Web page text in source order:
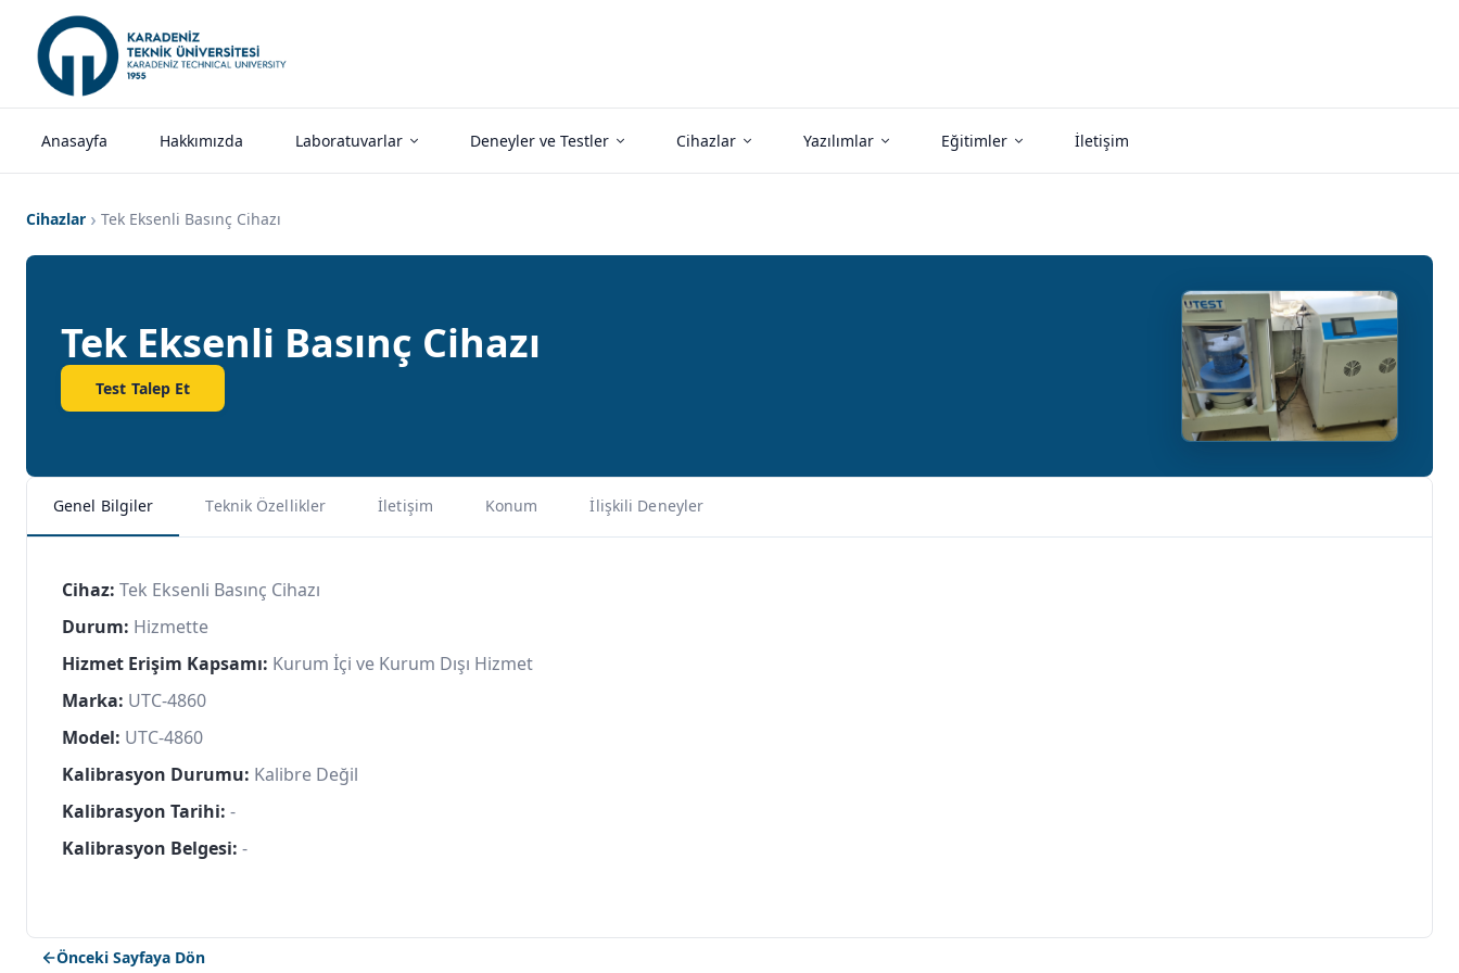
Anasayfa Hakkımızda Laboratuvarlar Deneyler ve Testler Cihazlar Yazılımlar Eğitimler İletişim
Cihazlar Tek Eksenli Basınç Cihazı
Tek Eksenli Basınç Cihazı
Test Talep Et
Genel Bilgiler Teknik Özellikler İletişim Konum İlişkili Deneyler
Cihaz: Tek Eksenli Basınç Cihazı
Durum: Hizmette
Hizmet Erişim Kapsamı: Kurum İçi ve Kurum Dışı Hizmet
Marka: UTC-4860
Model: UTC-4860
Kalibrasyon Durumu: Kalibre Değil
Kalibrasyon Tarihi: -
Kalibrasyon Belgesi: -
Önceki Sayfaya Dön